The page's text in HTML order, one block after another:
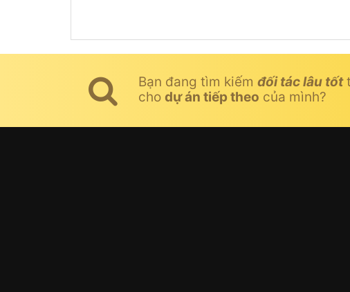
Bạn đang tìm kiếm đối tác lâu tốt
cho dự án tiếp theo của mình?